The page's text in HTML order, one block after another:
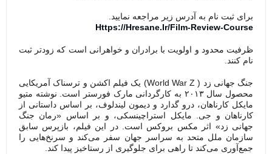
برای ثبت نام به آدرس زیر مراجعه نمایید.
Https://hresane.ir/film-Review-Course
ظرفیت محدود و اولویت با برادران و خواهرانی است که زودتر ثبت
نام کنند.
جنگ جهانی زد ( World War Z) یک فیلم اکشن و ترسناک آمریکایی
محصول سال ۲۰۱۳ به کارگردانی مارک فورستر است. نوشته متیو
مایکل کارناهان، درو گدارد و دیمون لیندلوف، بر اساس داستانی از
کارناهان و جی. مایکل استراچینسکی، و بر اساس «رمان جنگ
جهانی زد» اثر مکس بروکس است. در این فیلم، بازپرس سابق
سازمان ملل متحد به سراسر جهان سفر می‌کند و سرنخ‌هایی را
جمع‌آوری می‌کند تا راهی برای جلوگیری از رستاخیز پیدا کند.